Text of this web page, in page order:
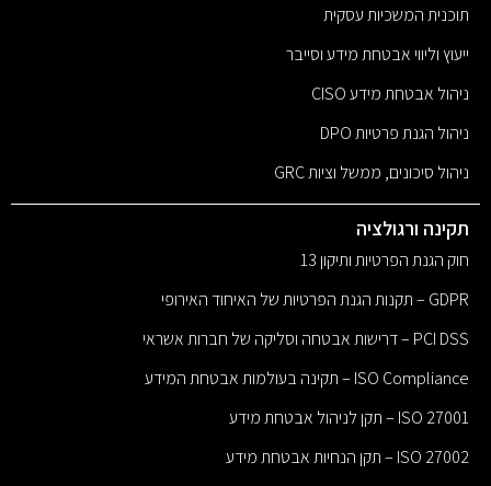
תוכנית המשכיות עסקית
ייעוץ וליווי אבטחת מידע וסייבר
ניהול אבטחת מידע CISO
ניהול הגנת פרטיות DPO
ניהול סיכונים, ממשל וציות GRC
תקינה ורגולציה
חוק הגנת הפרטיות ותיקון 13
GDPR – תקנות הגנת הפרטיות של האיחוד האירופי
PCI DSS – דרישות אבטחה וסליקה של חברות אשראי
ISO Compliance – תקינה בעולמות אבטחת המידע
ISO 27001 – תקן לניהול אבטחת מידע
ISO 27002 – תקן הנחיות אבטחת מידע